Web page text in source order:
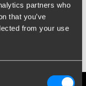
partners who
that you’ve
from your use
en ontvang
kennis en